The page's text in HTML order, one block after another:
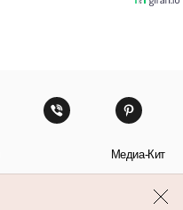
Медиа-Кит